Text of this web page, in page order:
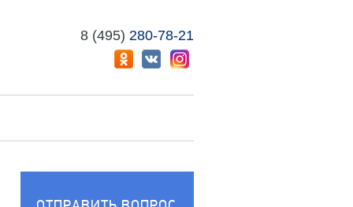
8 (495) 280-78-21